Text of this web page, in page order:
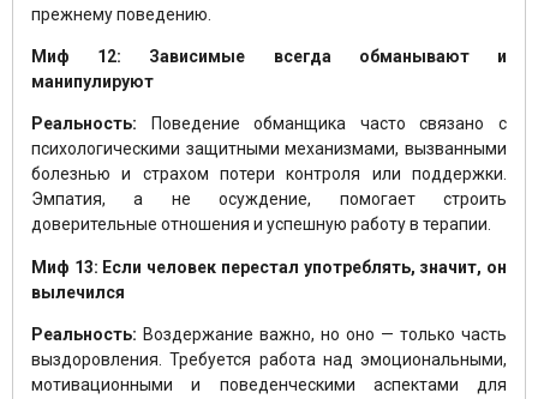
прежнему поведению.
Миф 12: Зависимые всегда обманывают и
манипулируют
Реальность: Поведение обманщика часто связано с
психологическими защитными механизмами, вызванными
болезнью и страхом потери контроля или поддержки.
Эмпатия, а не осуждение, помогает строить
доверительные отношения и успешную работу в терапии.
Миф 13: Если человек перестал употреблять, значит, он
вылечился
Реальность: Воздержание важно, но оно — только часть
выздоровления. Требуется работа над эмоциональными,
мотивационными и поведенческими аспектами для